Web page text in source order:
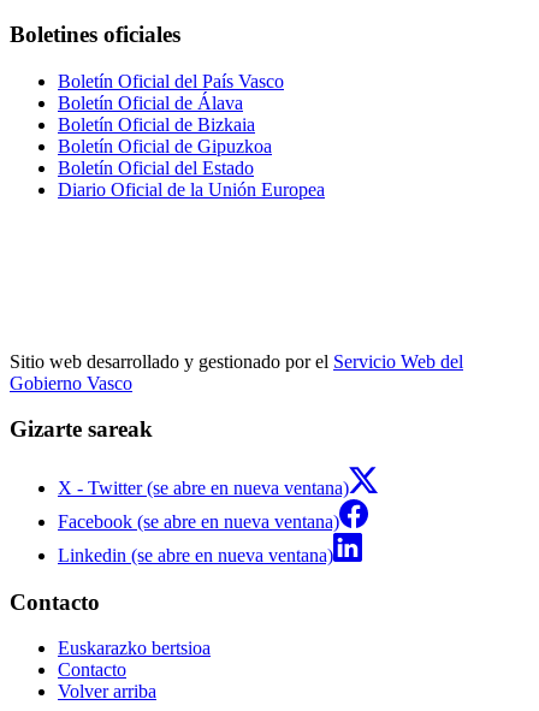
Boletines oficiales
Boletín Oficial del País Vasco
Boletín Oficial de Álava
Boletín Oficial de Bizkaia
Boletín Oficial de Gipuzkoa
Boletín Oficial del Estado
Diario Oficial de la Unión Europea
Sitio web desarrollado y gestionado por el Servicio Web del
Gobierno Vasco
Gizarte sareak
X - Twitter (se abre en nueva ventana)
Facebook (se abre en nueva ventana)
Linkedin (se abre en nueva ventana)
Contacto
Euskarazko bertsioa
Contacto
Volver arriba